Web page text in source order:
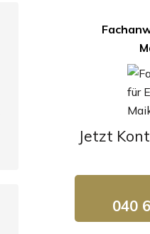
Jetzt
040